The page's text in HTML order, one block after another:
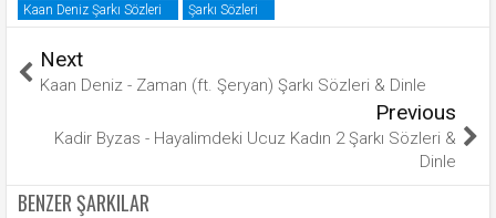
Kaan Deniz Şarkı Sözleri
Şarkı Sözleri
Next
Kaan Deniz - Zaman (ft. Şeryan) Şarkı Sözleri & Dinle
Previous
Kadir Byzas - Hayalimdeki Ucuz Kadın 2 Şarkı Sözleri &
Dinle
BENZER ŞARKILAR